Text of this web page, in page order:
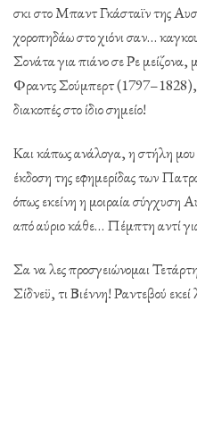
σκι στο Μπαντ Γκάσταϊν της
χοροπηδάω στο χιόνι σαν…
Σονάτα για πιάνο σε Ρε μείζονα,
Φραντς Σούμπερτ (1797–1828),
διακοπές στο ίδιο σημείο!
Και κάπως ανάλογα, η στήλη
έκδοση της εφημερίδας
όπως εκείνη η μοιραία σύγχυση
από αύριο κάθε… Πέμπτη αντί
Σα να λες προσγειώνομαι
Σίδνεϋ, τι Βιέννη! Ραντεβού εκεί